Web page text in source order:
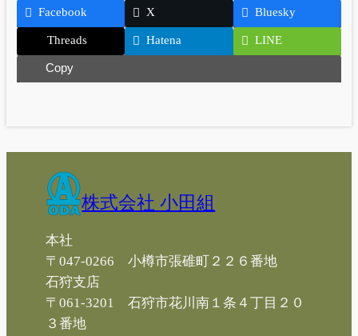
Facebook X Bluesky
Threads Hatena LINE
Copy
株式会社 小田組
本社
〒047-0266 小樽市張碓町２２６番地
石狩支店
〒061-3201 石狩市花川南１条４丁目２０
３番地